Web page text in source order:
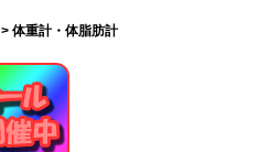
> 体重計・体脂肪計